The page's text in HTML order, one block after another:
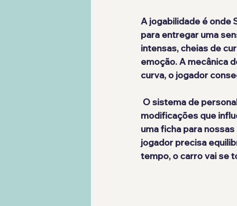
A jogabilidade é onde
para entregar uma
intensas, cheias de
emoção. A mecânica
curva, o jogador
modificações que
uma ficha para
jogador precisa
tempo, o carro vai se